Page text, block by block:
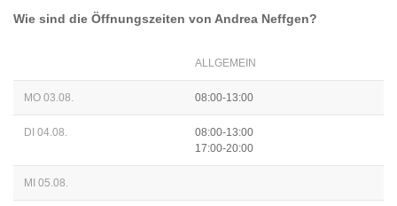
Wie sind die Öffnungszeiten von Andrea Neffgen?
ALLGEMEIN
MO 03.08. 08:00-13:00
DI 04.08.
08:00-13:00
17:00-20:00
MI 05.08.